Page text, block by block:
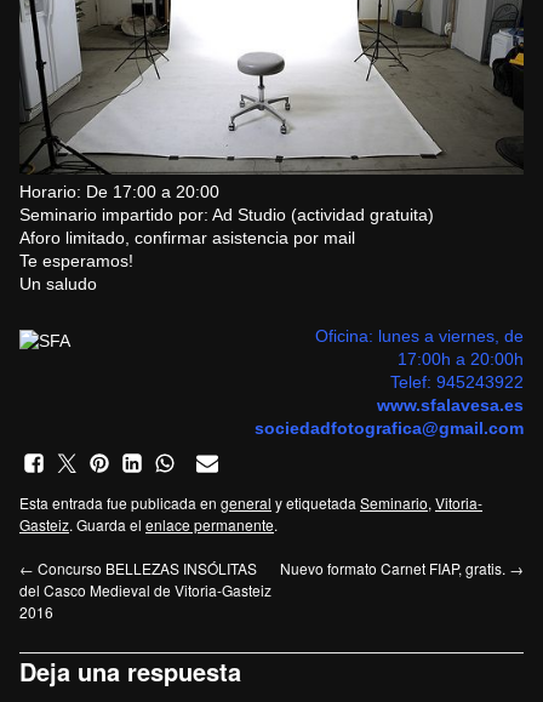
Horario: De 17:00 a 20:00
Seminario impartido por: Ad Studio (actividad gratuita)
Aforo limitado, confirmar asistencia por mail
Te esperamos!
Un saludo
Oficina: lunes a viernes, de
17:00h a 20:00h
Telef: 945243922
www.sfalavesa.es
sociedadfotografica@gmail.com
Esta entrada fue publicada en general y etiquetada Seminario, Vitoria-
Gasteiz. Guarda el enlace permanente.
← Concurso BELLEZAS INSÓLITAS
del Casco Medieval de Vitoria-Gasteiz
2016
Nuevo formato Carnet FIAP, gratis. →
Deja una respuesta